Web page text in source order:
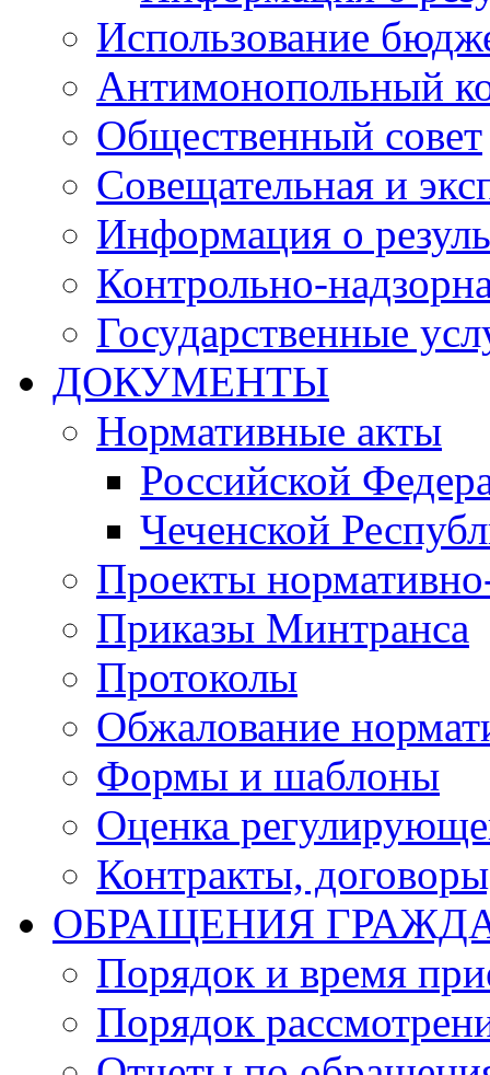
Использование
Антимонопольный
Общественный совет
Совещательная и
Информация о
Контрольно-
Государственные
ДОКУМЕНТЫ
Нормативные акты
Российской
Чеченской
Проекты
Приказы Минтранса
Протоколы
Обжалование
Формы и шаблоны
Оценка
Контракты,
ОБРАЩЕНИЯ
Порядок и время
Порядок